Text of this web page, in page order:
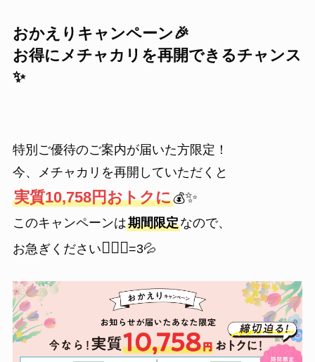
おかえりキャンペーン🎉
お得にメチャカリを再開できるチャンス
✨
特別ご優待のご案内が届いた方限定！
今、メチャカリを再開していただくと
実質10,758円おトクに💰✨
このキャンペーンは期間限定なので、
お急ぎください🏃🏻‍♀️=3💦